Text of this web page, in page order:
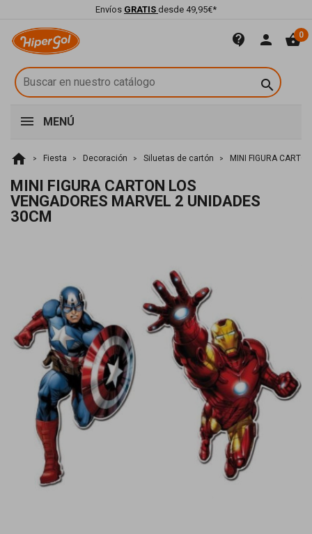
Envíos GRATIS desde 49,95€*
contact_support person shopping_basket0

MENÚ
home Fiesta Decoración Siluetas de cartón MINI FIGURA
MINI FIGURA CARTON LOS
VENGADORES MARVEL 2 UNIDADES
30CM